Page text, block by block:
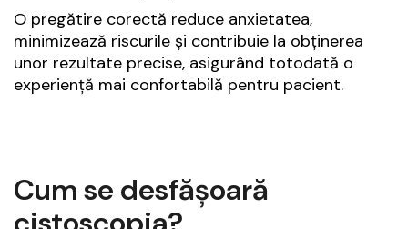
O pregătire corectă reduce anxietatea,
minimizează riscurile și contribuie la obținerea
unor rezultate precise, asigurând totodată o
experiență mai confortabilă pentru pacient.
Cum se desfășoară